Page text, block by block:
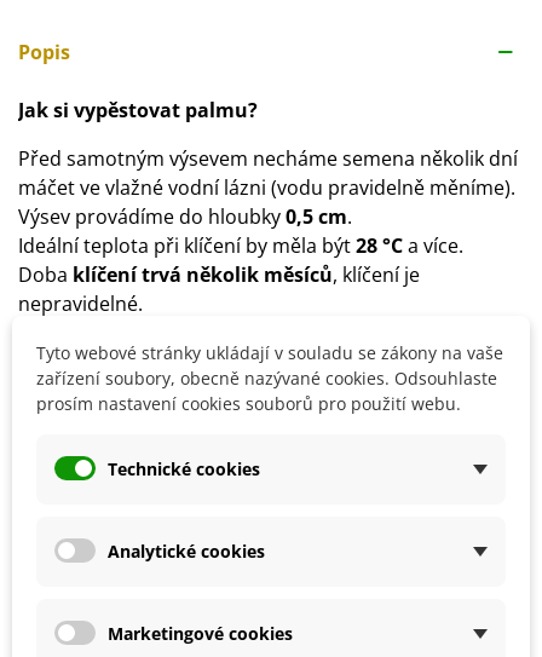
Popis
Jak si vypěstovat palmu?
Před samotným výsevem necháme semena několik dní
máčet ve vlažné vodní lázni (vodu pravidelně měníme).
Výsev provádíme do hloubky0,5 cm.
Ideální teplota při klíčení by měla být28 °Ca více.
Doba klíčení trvá několik měsíců, klíčení je
nepravidelné.
slunce s teplotou kolem 20–25 °C.
Substrát by měl býtpropustný, s příměsí rašeliny a
písku
době vegetace.
5–15 °C, omezit zálivku a vynechat hnojení.
Detaily produktu
Tyto webové stránky ukládají v souladu se zákony na vaše
zařízení soubory, obecně nazývané cookies. Odsouhlaste
prosím nastavení cookies souborů pro použití webu.
Technické cookies
Analytické cookies
Marketingové cookies